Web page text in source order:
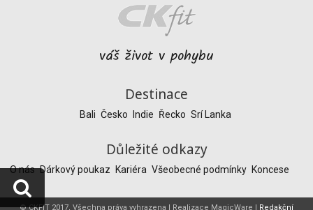
váš život v pohybu
Destinace
Bali Česko Indie Řecko Srí Lanka
Důležité odkazy
O nás Dárkový poukaz Kariéra Všeobecné podmínky Koncese
© CKFIT 2017, Všechna práva vyhrazena | Realizace MagicWare | Redakční